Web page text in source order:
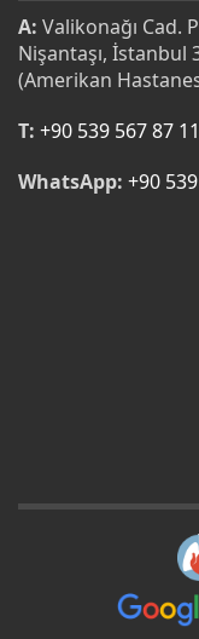
A: Valikonağı Cad.
Nişantaşı, İstanbul
(Amerikan
T: +90 539 567 87 11
WhatsApp: +90